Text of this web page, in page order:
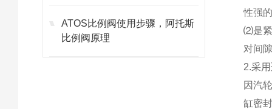
ATOS比例阀使用步骤，阿托斯
比例阀原理
性强
⑵是紧
对间
2.采
因汽
缸密